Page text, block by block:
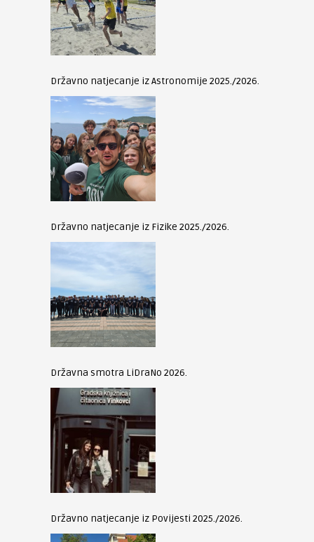
Državno natjecanje iz Astronomije 2025./2026.
Državno natjecanje iz Fizike 2025./2026.
Državna smotra LiDraNo 2026.
Državno natjecanje iz Povijesti 2025./2026.